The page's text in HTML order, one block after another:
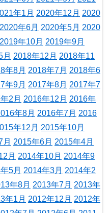
年1月 2020年12月 2020
2020年6月 2020年5月 2020
2019年10月 2019年9月
月 2018年12月 2018年11
年8月 2018年7月 2018年6
年9月 2017年8月 2017年7
2月 2016年12月 2016年
年8月 2016年7月 2016
年12月 2015年10月
月 2015年6月 2015年4月
月 2014年10月 2014年9
5月 2014年3月 2014年2
年8月 2013年7月 2013年
年1月 2012年12月 2012年